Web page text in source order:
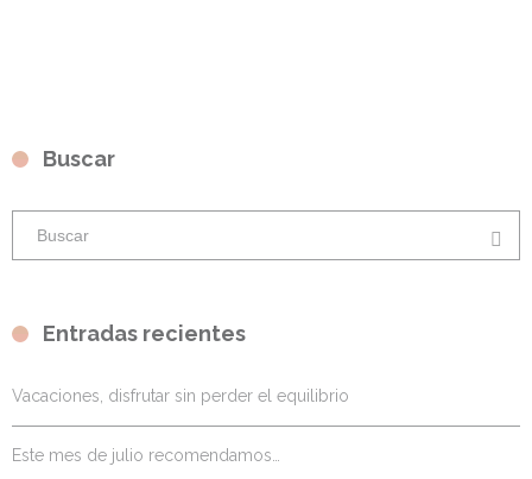
Buscar
Entradas recientes
Vacaciones, disfrutar sin perder el equilibrio
Este mes de julio recomendamos…